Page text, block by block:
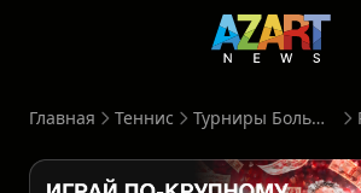
Главная Теннис Турниры Большого Шлема